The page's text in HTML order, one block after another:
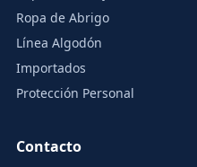
Ropa de Abrigo
Línea Algodón
Importados
Protección Personal
Contacto